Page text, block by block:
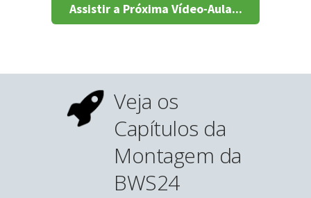
Assistir a Próxima Vídeo-Aula...
Veja os
Capítulos da
Montagem da
BWS24